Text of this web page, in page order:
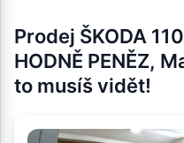
Prodej ŠKODA
HODNĚ PENĚZ,
to musíš vidět!